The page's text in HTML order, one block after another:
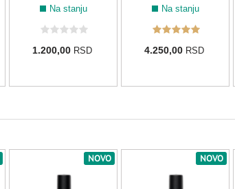
Na stanju
1.200,00 RSD
Na stanju
4.250,00 RSD
NOVO NOVO